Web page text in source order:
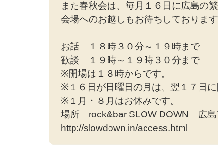
また春秋会は、毎月１６日に広島の
会場へのお越しもお待ちしておりま
お話 １８時３０分～１９時まで
歓談 １９時～１９時３０分まで
※開場は１８時からです。
※１６日が日曜日の月は、翌１７日
※１月・８月はお休みです。
場所 rock&bar SLOW DOWN 広島
http://slowdown.in/access.html